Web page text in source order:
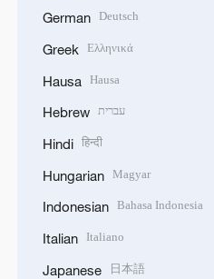
German Deutsch
Greek Ελληνικά
Hausa Hausa
Hebrew עברית
Hindi हिन्दी
Hungarian Magyar
Indonesian Bahasa Indonesia
Italian Italiano
Japanese 日本語